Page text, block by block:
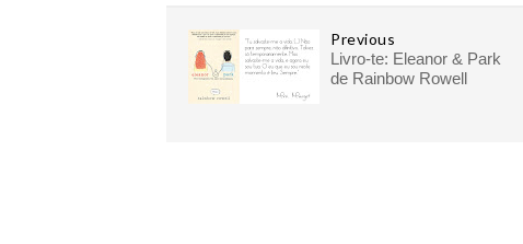
Previous
Livro-te: Eleanor & Park
de Rainbow Rowell